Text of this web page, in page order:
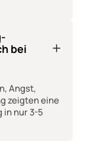
bei
Angst,
zeigten eine
in nur 3-5